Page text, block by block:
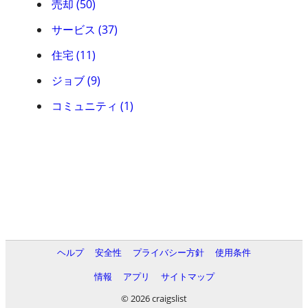
売却 (50)
サービス (37)
住宅 (11)
ジョブ (9)
コミュニティ (1)
ヘルプ 安全性 プライバシー方針
使用条件
情報
アプリ
サイトマップ
© 2026 craigslist